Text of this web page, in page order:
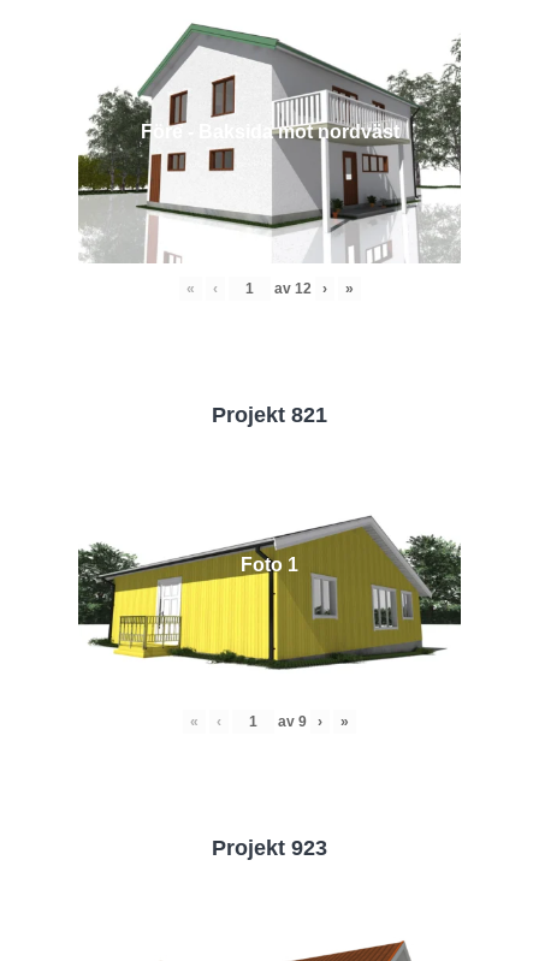
Före - Baksida mot nordväst
« ‹ av 12 › »
Projekt 821
Foto 1
« ‹ av 9 › »
Projekt 923